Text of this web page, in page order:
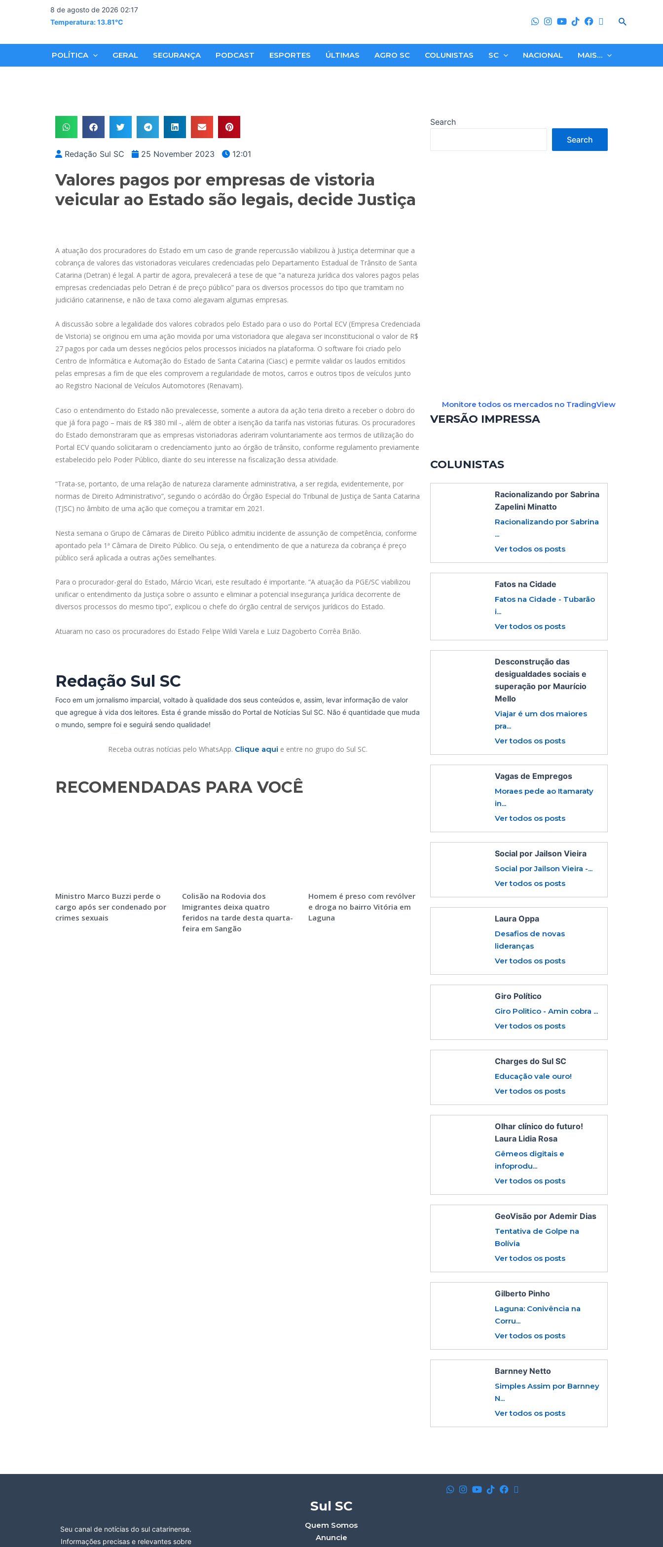
8 de agosto de 2026 02:17
Temperatura: 13.81°C
Search
POLÍTICA GERAL SEGURANÇA PODCAST ESPORTES ÚLTIMAS AGRO SC COLUNISTAS SC NACIONAL MAIS…
Redação Sul SC 25 November 2023 12:01
Valores pagos por empresas de vistoria
veicular ao Estado são legais, decide Justiça
A atuação dos procuradores do Estado em um caso de grande repercussão viabilizou à Justiça determinar que a
cobrança de valores das vistoriadoras veiculares credenciadas pelo Departamento Estadual de Trânsito de Santa
Catarina (Detran) é legal. A partir de agora, prevalecerá a tese de que “a natureza jurídica dos valores pagos pelas
empresas credenciadas pelo Detran é de preço público” para os diversos processos do tipo que tramitam no
judiciário catarinense, e não de taxa como alegavam algumas empresas.
A discussão sobre a legalidade dos valores cobrados pelo Estado para o uso do Portal ECV (Empresa Credenciada
de Vistoria) se originou em uma ação movida por uma vistoriadora que alegava ser inconstitucional o valor de R$
27 pagos por cada um desses negócios pelos processos iniciados na plataforma. O software foi criado pelo
Centro de Informática e Automação do Estado de Santa Catarina (Ciasc) e permite validar os laudos emitidos
pelas empresas a fim de que eles comprovem a regularidade de motos, carros e outros tipos de veículos junto
ao Registro Nacional de Veículos Automotores (Renavam).
Caso o entendimento do Estado não prevalecesse, somente a autora da ação teria direito a receber o dobro do
que já fora pago – mais de R$ 380 mil -, além de obter a isenção da tarifa nas vistorias futuras. Os procuradores
do Estado demonstraram que as empresas vistoriadoras aderiram voluntariamente aos termos de utilização do
Portal ECV quando solicitaram o credenciamento junto ao órgão de trânsito, conforme regulamento previamente
estabelecido pelo Poder Público, diante do seu interesse na fiscalização dessa atividade.
“Trata-se, portanto, de uma relação de natureza claramente administrativa, a ser regida, evidentemente, por
normas de Direito Administrativo”, segundo o acórdão do Órgão Especial do Tribunal de Justiça de Santa Catarina
(TJSC) no âmbito de uma ação que começou a tramitar em 2021.
Nesta semana o Grupo de Câmaras de Direito Público admitiu incidente de assunção de competência, conforme
apontado pela 1ª Câmara de Direito Público. Ou seja, o entendimento de que a natureza da cobrança é preço
público será aplicada a outras ações semelhantes.
Para o procurador-geral do Estado, Márcio Vicari, este resultado é importante. “A atuação da PGE/SC viabilizou
unificar o entendimento da Justiça sobre o assunto e eliminar a potencial insegurança jurídica decorrente de
diversos processos do mesmo tipo”, explicou o chefe do órgão central de serviços jurídicos do Estado.
Atuaram no caso os procuradores do Estado Felipe Wildi Varela e Luiz Dagoberto Corrêa Brião.
Redação Sul SC
Foco em um jornalismo imparcial, voltado à qualidade dos seus conteúdos e, assim, levar informação de valor
que agregue à vida dos leitores. Esta é grande missão do Portal de Notícias Sul SC. Não é quantidade que muda
o mundo, sempre foi e seguirá sendo qualidade!
Receba outras notícias pelo WhatsApp. Clique aqui e entre no grupo do Sul SC.
RECOMENDADAS PARA VOCÊ​
Ministro Marco Buzzi perde o
cargo após ser condenado por
crimes sexuais
Colisão na Rodovia dos
Imigrantes deixa quatro
feridos na tarde desta quarta-
feira em Sangão
Homem é preso com revólver
e droga no bairro Vitória em
Laguna
Search
Search
Monitore todos os mercados no TradingView
VERSÃO IMPRESSA
COLUNISTAS
Racionalizando por Sabrina
Zapelini Minatto
Racionalizando por Sabrina
...
Ver todos os posts
Fatos na Cidade
Fatos na Cidade - Tubarão
i...
Ver todos os posts
Desconstrução das
desigualdades sociais e
superação por Maurício
Mello
Viajar é um dos maiores
pra...
Ver todos os posts
Vagas de Empregos
Moraes pede ao Itamaraty
in...
Ver todos os posts
Social por Jailson Vieira
Social por Jailson Vieira -...
Ver todos os posts
Laura Oppa
Desafios de novas
lideranças
Ver todos os posts
Giro Político
Giro Politico - Amin cobra ...
Ver todos os posts
Charges do Sul SC
Educação vale ouro!
Ver todos os posts
Olhar clínico do futuro!
Laura Lidia Rosa
Gêmeos digitais e
infoprodu...
Ver todos os posts
GeoVisão por Ademir Dias
Tentativa de Golpe na
Bolívia
Ver todos os posts
Gilberto Pinho
Laguna: Conivência na
Corru...
Ver todos os posts
Barnney Netto
Simples Assim por Barnney
N...
Ver todos os posts
Seu canal de notícias do sul catarinense.
Informações precisas e relevantes sobre
Sul SC
Quem Somos
Anuncie